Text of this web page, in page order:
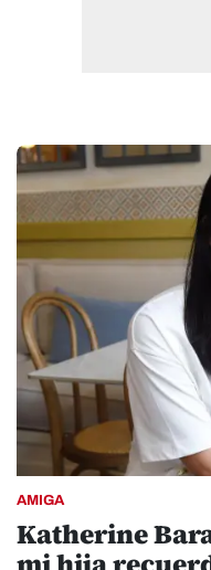
AMIGA
Katherine